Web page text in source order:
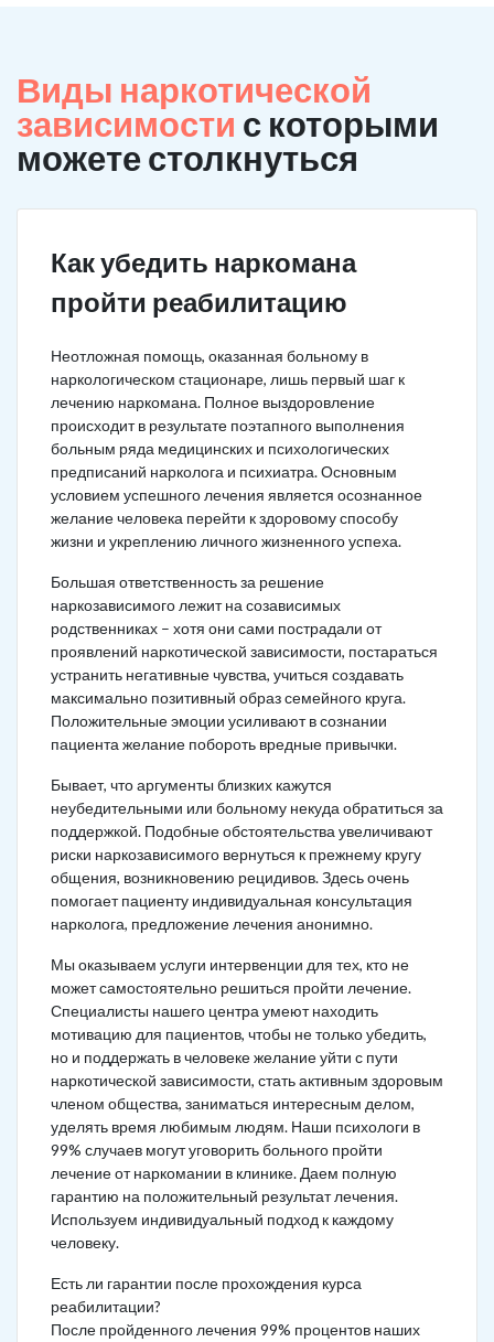
Виды наркотической
зависимости с которыми
можете столкнуться
Как убедить наркомана
пройти реабилитацию
Неотложная помощь, оказанная больному в
наркологическом стационаре, лишь первый шаг к
лечению наркомана. Полное выздоровление
происходит в результате поэтапного выполнения
больным ряда медицинских и психологических
предписаний нарколога и психиатра. Основным
условием успешного лечения является осознанное
желание человека перейти к здоровому способу
жизни и укреплению личного жизненного успеха.
Большая ответственность за решение
наркозависимого лежит на созависимых
родственниках – хотя они сами пострадали от
проявлений наркотической зависимости, постараться
устранить негативные чувства, учиться создавать
максимально позитивный образ семейного круга.
Положительные эмоции усиливают в сознании
пациента желание побороть вредные привычки.
Бывает, что аргументы близких кажутся
неубедительными или больному некуда обратиться за
поддержкой. Подобные обстоятельства увеличивают
риски наркозависимого вернуться к прежнему кругу
общения, возникновению рецидивов. Здесь очень
помогает пациенту индивидуальная консультация
нарколога, предложение лечения анонимно.
Мы оказываем услуги интервенции для тех, кто не
может самостоятельно решиться пройти лечение.
Специалисты нашего центра умеют находить
мотивацию для пациентов, чтобы не только убедить,
но и поддержать в человеке желание уйти с пути
наркотической зависимости, стать активным здоровым
членом общества, заниматься интересным делом,
уделять время любимым людям. Наши психологи в
99% случаев могут уговорить больного пройти
лечение от наркомании в клинике. Даем полную
гарантию на положительный результат лечения.
Используем индивидуальный подход к каждому
человеку.
Есть ли гарантии после прохождения курса
реабилитации?
После пройденного лечения 99% процентов наших